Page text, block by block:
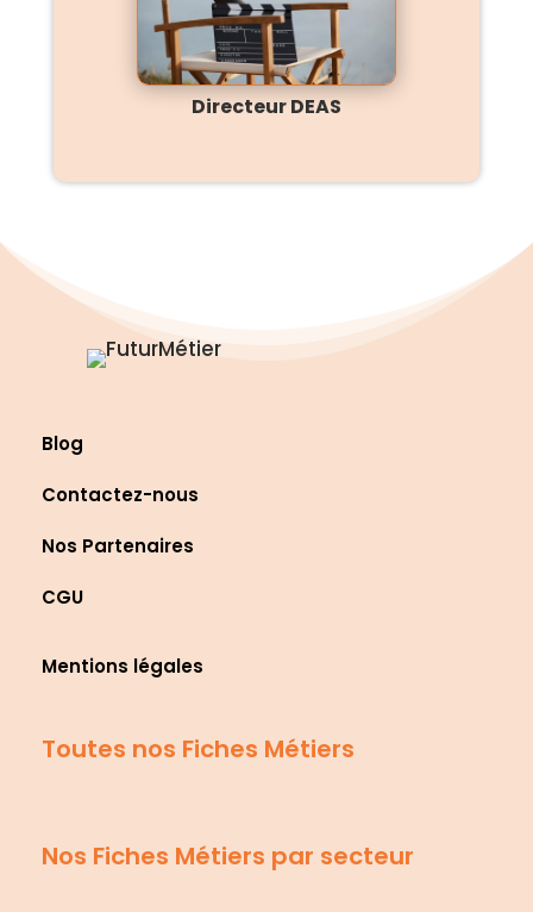
Directeur DEAS
Blog
Contactez-nous
Nos Partenaires
CGU
Mentions légales
Toutes nos Fiches Métiers
Nos Fiches Métiers par secteur